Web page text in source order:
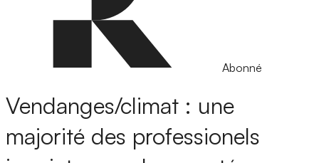
Abonné
Vendanges/climat : une
majorité des professionels